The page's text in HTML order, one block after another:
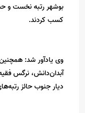
بوشهر رتبه نخست و
کسب کردند.
وی یادآور شد:
آبدان‌دانش، نرگس
دیار جنوب حائز